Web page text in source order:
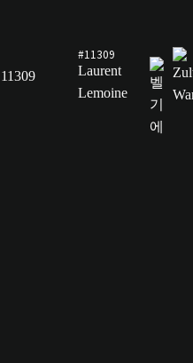
11309
#11309
Laurent
Lemoine